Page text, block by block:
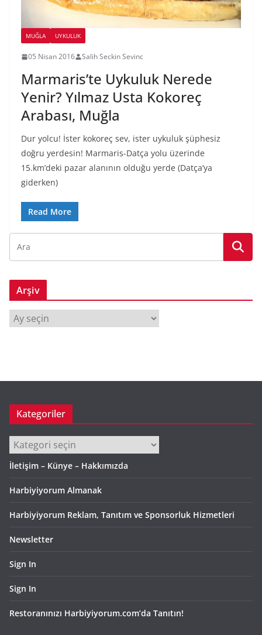
MUĞLA UYKULUK
05 Nisan 2016 Salih Seckin Sevinc
Marmaris’te Uykuluk Nerede
Yenir? Yılmaz Usta Kokoreç
Arabası, Muğla
Dur yolcu! İster kokoreç sev, ister uykuluk şüphesiz
doğru yerdesin! Marmaris-Datça yolu üzerinde
15.km’deki pazar alanının olduğu yerde (Datça’ya
giderken)
Read More
Arşiv
Kategoriler
Kategoriler
İletişim – Künye – Hakkımızda
Harbiyiyorum Almanak
Harbiyiyorum Reklam, Tanıtım ve Sponsorluk Hizmetleri
Newsletter
Sign In
Sign In
Restoranınızı Harbiyiyorum.com’da Tanıtın!